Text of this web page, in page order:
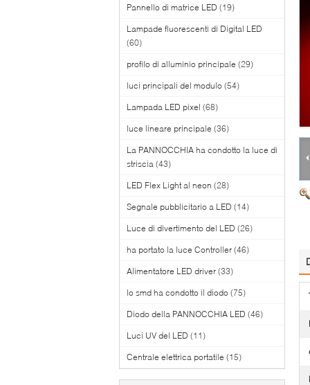
Pannello di matrice LED (19)
Lampade fluorescenti di Digital LED
(60)
profilo di alluminio principale (29)
luci principali del modulo (54)
Lampada LED pixel (68)
luce lineare principale (36)
La PANNOCCHIA ha condotto la luce di
striscia (43)
LED Flex Light al neon (28)
Segnale pubblicitario a LED (14)
Luce di divertimento del LED (26)
ha portato la luce Controller (46)
Alimentatore LED driver (33)
lo smd ha condotto il diodo (75)
Diodo della PANNOCCHIA LED (46)
Luci UV del LED (11)
Centrale elettrica portatile (15)